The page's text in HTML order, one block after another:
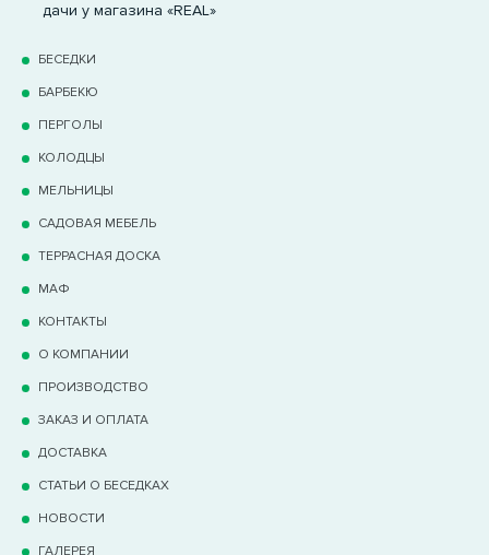
дачи у магазина «REAL»
БЕСЕДКИ
БАРБЕКЮ
ПЕРГОЛЫ
КОЛОДЦЫ
МЕЛЬНИЦЫ
САДОВАЯ МЕБЕЛЬ
ТЕРРАCНАЯ ДОСКА
МАФ
КОНТАКТЫ
О КОМПАНИИ
ПРОИЗВОДСТВО
ЗАКАЗ И ОПЛАТА
ДОСТАВКА
СТАТЬИ О БЕСЕДКАХ
НОВОСТИ
ГАЛЕРЕЯ